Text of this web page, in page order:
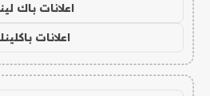
اعلانات باك
اعلانات